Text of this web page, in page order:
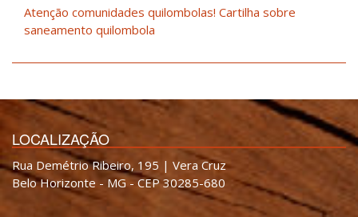
Atenção comunidades quilombolas! Cartilha sobre
saneamento quilombola
LOCALIZAÇÃO
Rua Demétrio Ribeiro, 195 | Vera Cruz
Belo Horizonte - MG - CEP 30285-680